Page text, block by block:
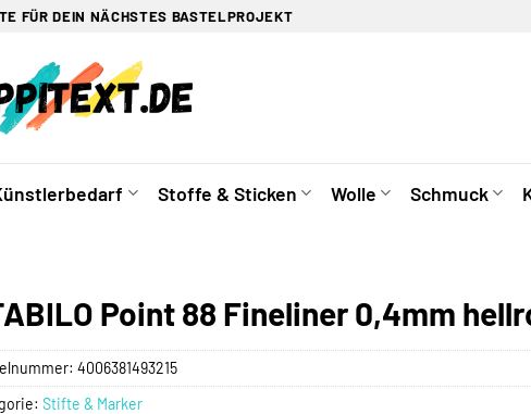
FÜR DEIN NÄCHSTES BASTELPROJEKT
Stoffe & Sticken Wolle Schmuck
Point 88 Fineliner 0,4mm
4006381493215
Stifte & Marker